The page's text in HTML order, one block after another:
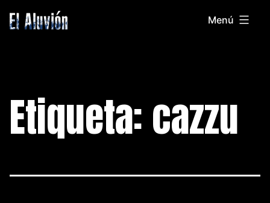
Saltar
El
Menú
Etiqueta:cazzu